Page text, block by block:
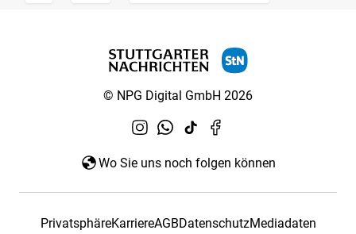
© NPG Digital GmbH 2026
Wo Sie uns noch folgen können
PrivatsphäreKarriereAGBDatenschutzMediadaten